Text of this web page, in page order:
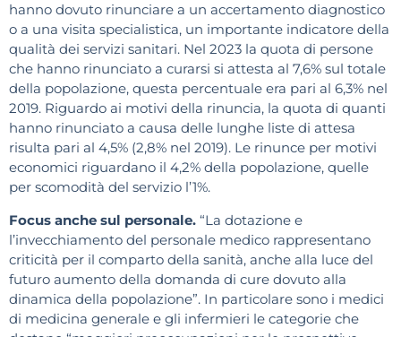
hanno dovuto rinunciare a un accertamento diagnostico
o a una visita specialistica, un importante indicatore della
qualità dei servizi sanitari. Nel 2023 la quota di persone
che hanno rinunciato a curarsi si attesta al 7,6% sul totale
della popolazione, questa percentuale era pari al 6,3% nel
2019. Riguardo ai motivi della rinuncia, la quota di quanti
hanno rinunciato a causa delle lunghe liste di attesa
risulta pari al 4,5% (2,8% nel 2019). Le rinunce per motivi
economici riguardano il 4,2% della popolazione, quelle
per scomodità del servizio l’1%.
Focus anche sul personale. “La dotazione e
l’invecchiamento del personale medico rappresentano
criticità per il comparto della sanità, anche alla luce del
futuro aumento della domanda di cure dovuto alla
dinamica della popolazione”. In particolare sono i medici
di medicina generale e gli infermieri le categorie che